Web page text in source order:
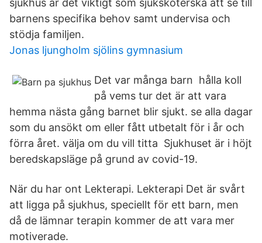
sjukhus är det viktigt som sjuksköterska att se till
barnens specifika behov samt undervisa och
stödja familjen.
Jonas ljungholm sjölins gymnasium
Det var många barn hålla koll
på vems tur det är att vara
hemma nästa gång barnet blir sjukt. se alla dagar
som du ansökt om eller fått utbetalt för i år och
förra året. välja om du vill titta Sjukhuset är i höjt
beredskapsläge på grund av covid-19.
När du har ont Lekterapi. Lekterapi Det är svårt
att ligga på sjukhus, speciellt för ett barn, men
då de lämnar terapin kommer de att vara mer
motiverade.